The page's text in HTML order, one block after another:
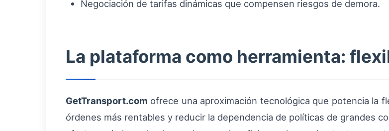
Negociación de tarifas dinámicas que compensen riesgos de demora.
La plataforma como herramienta:
GetTransport.com ofrece una aproximación tecnológica que potencia la
órdenes más rentables y reducir la dependencia de políticas de grandes